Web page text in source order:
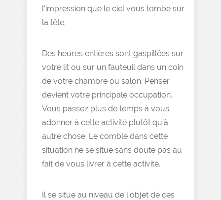
l’impression que le ciel vous tombe sur
la tête.
Des heures entières sont gaspillées sur
votre lit ou sur un fauteuil dans un coin
de votre chambre ou salon. Penser
devient votre principale occupation.
Vous passez plus de temps à vous
adonner à cette activité plutôt qu’à
autre chose. Le comble dans cette
situation ne se situe sans doute pas au
fait de vous livrer à cette activité.
Il se situe au niveau de l’objet de ces